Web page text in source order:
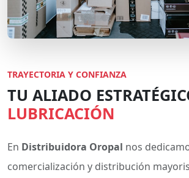
TRAYECTORIA Y CONFIANZA
TU ALIADO
LUBRICACIÓN
En Distribuidora Oropal nos
comercialización y distribución